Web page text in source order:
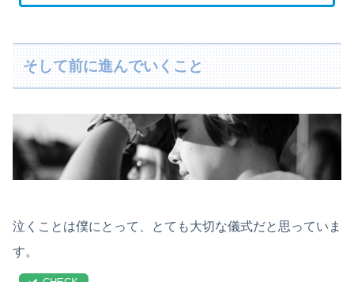
そして前に進んでいくこと
泣くことは僕にとって、とても大切な儀式だと思っていま
す。